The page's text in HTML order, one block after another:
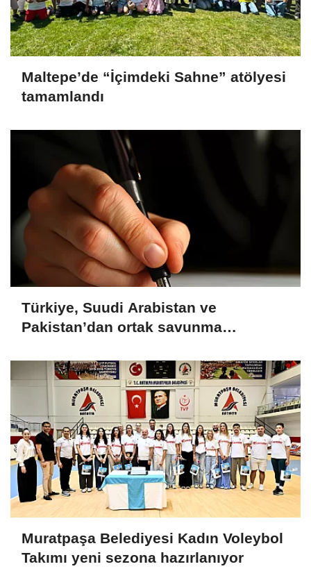
Maltepe’de “İçimdeki Sahne” atölyesi
tamamlandı
Türkiye, Suudi Arabistan ve
Pakistan’dan ortak savunma
Muratpaşa Belediyesi Kadın Voleybol
Takımı yeni sezona hazırlanıyor